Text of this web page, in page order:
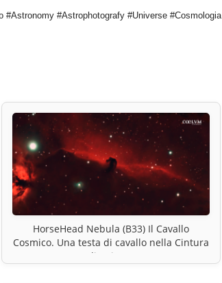
#Astrophotografy #Universe #Cosmologia
HorseHead Nebula (B33) Il Cavallo
Cosmico. Una testa di cavallo nella Cintura
di Orione.